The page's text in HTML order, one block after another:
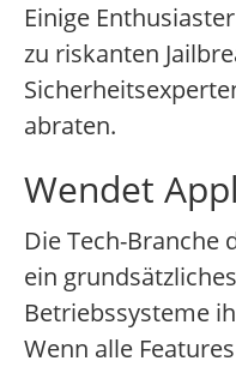
Einige
zu riskanten
abraten.
Wendet
Die Tech-Branche
ein
Betriebssysteme
Wenn alle